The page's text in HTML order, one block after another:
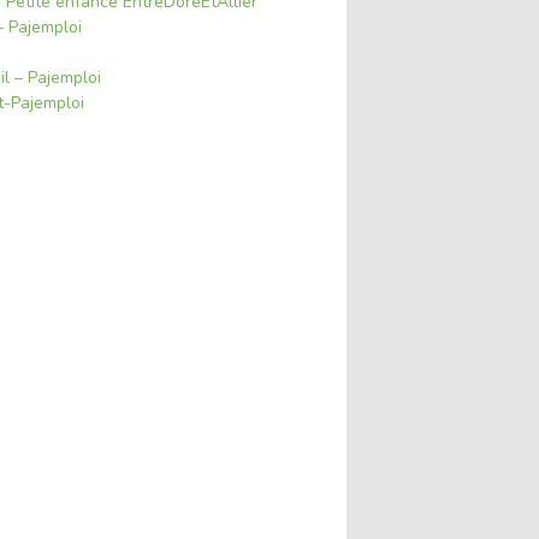
Pajemploi
– Pajemploi
Pajemploi